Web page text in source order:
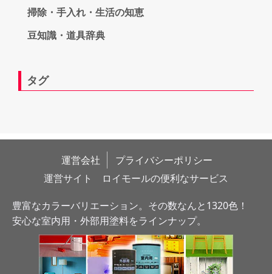
掃除・手入れ・生活の知恵
豆知識・道具辞典
タグ
運営会社
プライバシーポリシー
運営サイト　ロイモールの便利なサービス
豊富なカラーバリエーション。その数なんと1320色！
安心な室内用・外部用塗料をラインナップ。